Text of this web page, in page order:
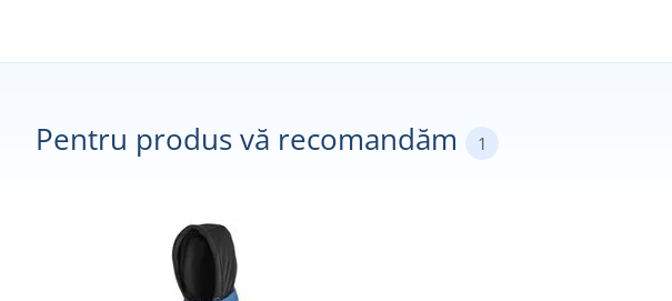
Pentru produs vă recomandăm 1